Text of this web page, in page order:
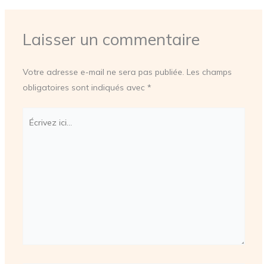
Laisser un commentaire
Votre adresse e-mail ne sera pas publiée. Les champs
obligatoires sont indiqués avec *